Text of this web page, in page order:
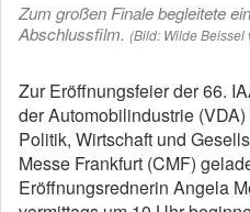
Zum großen Finale begleitete
Abschlussfilm. (Bild: Wilde Beissel
Zur Eröffnungsfeier der 66.
der Automobilindustrie
Politik, Wirtschaft und
Messe Frankfurt (CMF)
Eröffnungsrednerin Angela